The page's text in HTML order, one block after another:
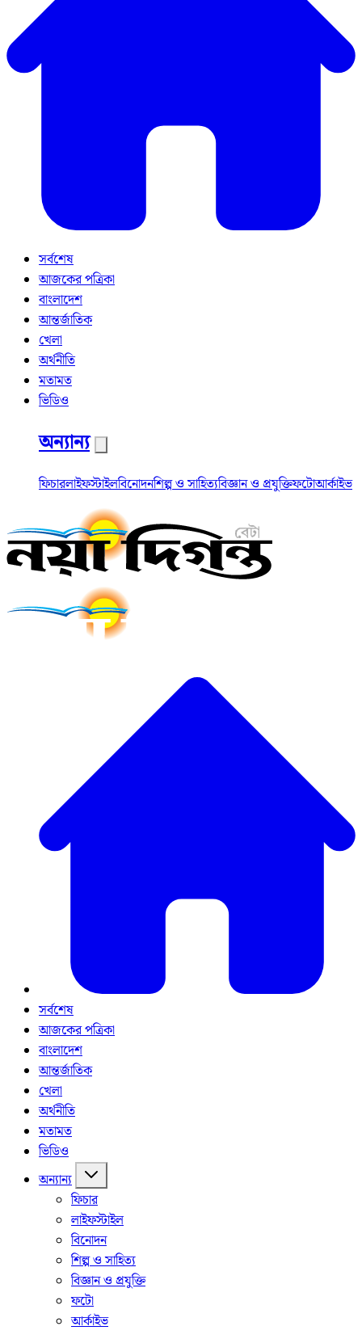
সর্বশেষ
আজকের পত্রিকা
বাংলাদেশ
আন্তর্জাতিক
খেলা
অর্থনীতি
মতামত
ভিডিও
অন্যান্য
ফিচারলাইফস্টাইলবিনোদনশিল্প ও সাহিত্যবিজ্ঞান ও প্রযুক্তিফটোআর্কাইভ
সর্বশেষ
আজকের পত্রিকা
বাংলাদেশ
আন্তর্জাতিক
খেলা
অর্থনীতি
মতামত
ভিডিও
অন্যান্য
ফিচার
লাইফস্টাইল
বিনোদন
শিল্প ও সাহিত্য
বিজ্ঞান ও প্রযুক্তি
ফটো
আর্কাইভ